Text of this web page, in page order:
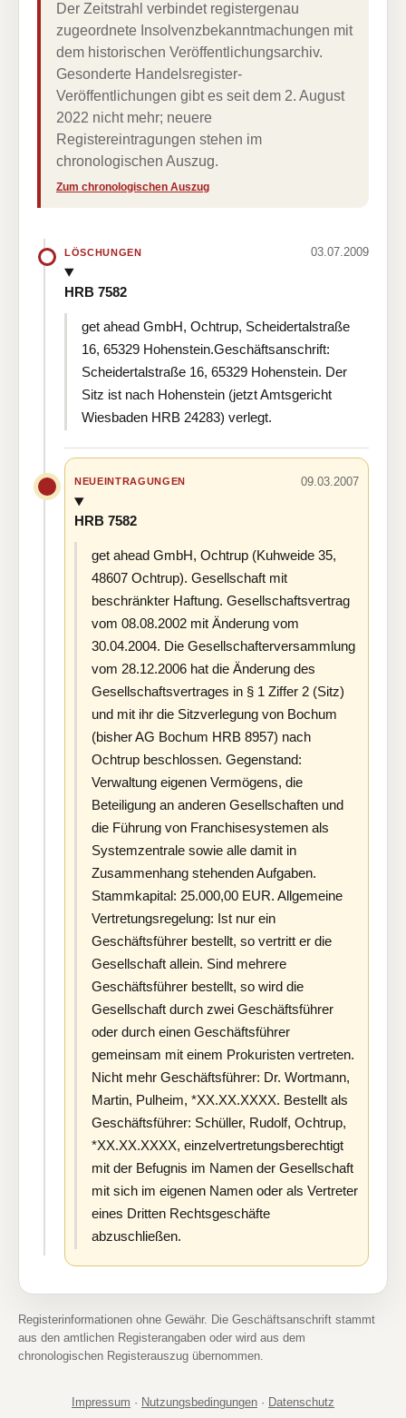
Der Zeitstrahl verbindet registergenau
zugeordnete Insolvenzbekanntmachungen mit
dem historischen Veröffentlichungsarchiv.
Gesonderte Handelsregister-
Veröffentlichungen gibt es seit dem 2. August
2022 nicht mehr; neuere
Registereintragungen stehen im
chronologischen Auszug.
Zum chronologischen Auszug
LÖSCHUNGEN 03.07.2009
HRB 7582
get ahead GmbH, Ochtrup, Scheidertalstraße
16, 65329 Hohenstein.Geschäftsanschrift:
Scheidertalstraße 16, 65329 Hohenstein. Der
Sitz ist nach Hohenstein (jetzt Amtsgericht
Wiesbaden HRB 24283) verlegt.
NEUEINTRAGUNGEN 09.03.2007
HRB 7582
get ahead GmbH, Ochtrup (Kuhweide 35,
48607 Ochtrup). Gesellschaft mit
beschränkter Haftung. Gesellschaftsvertrag
vom 08.08.2002 mit Änderung vom
30.04.2004. Die Gesellschafterversammlung
vom 28.12.2006 hat die Änderung des
Gesellschaftsvertrages in § 1 Ziffer 2 (Sitz)
und mit ihr die Sitzverlegung von Bochum
(bisher AG Bochum HRB 8957) nach
Ochtrup beschlossen. Gegenstand:
Verwaltung eigenen Vermögens, die
Beteiligung an anderen Gesellschaften und
die Führung von Franchisesystemen als
Systemzentrale sowie alle damit in
Zusammenhang stehenden Aufgaben.
Stammkapital: 25.000,00 EUR. Allgemeine
Vertretungsregelung: Ist nur ein
Geschäftsführer bestellt, so vertritt er die
Gesellschaft allein. Sind mehrere
Geschäftsführer bestellt, so wird die
Gesellschaft durch zwei Geschäftsführer
oder durch einen Geschäftsführer
gemeinsam mit einem Prokuristen vertreten.
Nicht mehr Geschäftsführer: Dr. Wortmann,
Martin, Pulheim, *XX.XX.XXXX. Bestellt als
Geschäftsführer: Schüller, Rudolf, Ochtrup,
*XX.XX.XXXX, einzelvertretungsberechtigt
mit der Befugnis im Namen der Gesellschaft
mit sich im eigenen Namen oder als Vertreter
eines Dritten Rechtsgeschäfte
abzuschließen.
Registerinformationen ohne Gewähr. Die Geschäftsanschrift stammt
aus den amtlichen Registerangaben oder wird aus dem
chronologischen Registerauszug übernommen.
Impressum · Nutzungsbedingungen · Datenschutz